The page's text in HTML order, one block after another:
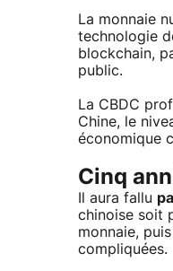
La monnaie
technologie
blockchain,
public.
La CBDC
Chine, le
économique
Cinq
Il aura fallu
chinoise soit
monnaie,
compliquées.